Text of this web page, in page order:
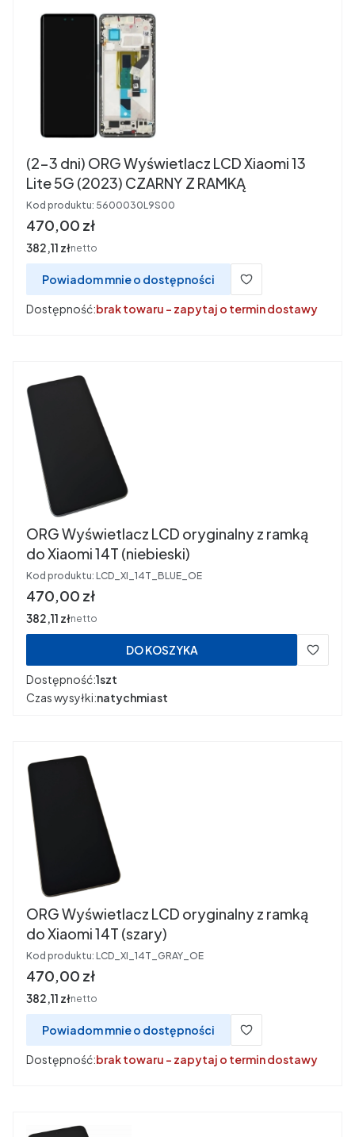
(2-3 dni) ORG Wyświetlacz LCD Xiaomi 13
Lite 5G (2023) CZARNY Z RAMKĄ
Kod produktu: 5600030L9S00
Cena
470,00 zł
Cena
382,11 złnetto
Powiadom mnie o dostępności
Dostępność:brak towaru - zapytaj o termin dostawy
ORG Wyświetlacz LCD oryginalny z ramką
do Xiaomi 14T (niebieski)
Kod produktu: LCD_XI_14T_BLUE_OE
Cena
470,00 zł
Cena
382,11 złnetto
DO KOSZYKA
Dostępność:1szt
Czas wysyłki:natychmiast
ORG Wyświetlacz LCD oryginalny z ramką
do Xiaomi 14T (szary)
Kod produktu: LCD_XI_14T_GRAY_OE
Cena
470,00 zł
Cena
382,11 złnetto
Powiadom mnie o dostępności
Dostępność:brak towaru - zapytaj o termin dostawy